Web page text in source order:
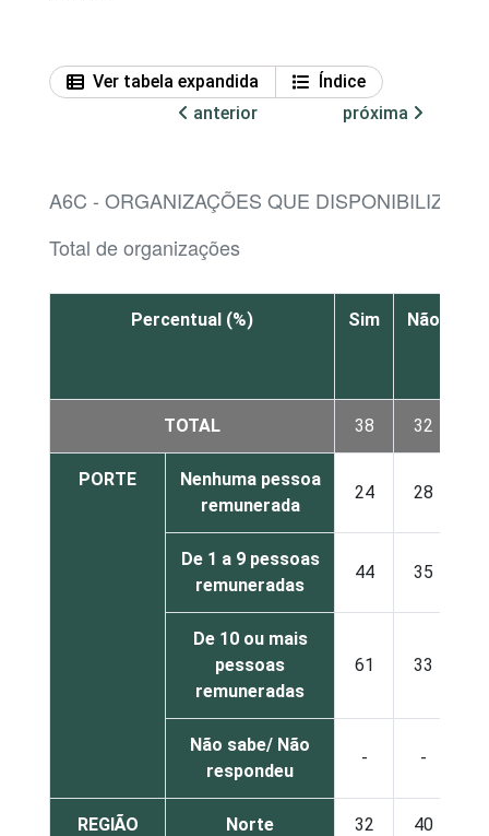
Ver tabela expandida
Índice
anterior
próxima
A6C - ORGANIZAÇÕES QUE DISPONIBILIZAM
Total de organizações
Percentual (%) Sim Não
TOTAL 38 32
PORTE
Nenhuma pessoa
remunerada
24 28
De 1 a 9 pessoas
remuneradas
44 35
De 10 ou mais
pessoas
remuneradas
61 33
Não sabe/ Não
respondeu
- -
REGIÃO Norte 32 40